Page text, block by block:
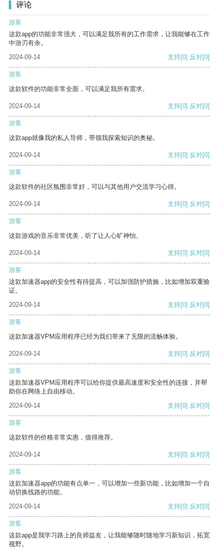
评论
游客
这款app的功能非常强大，可以满足我所有的工作需求，让我能够在工作
中游刃有余。
2024-09-14
支持[0] 反对[0]
游客
这款软件的功能非常全面，可以满足我所有需求。
2024-09-14 支持[0] 反对[0]
游客
这款app就像我的私人导师，带领我探索知识的奥秘。
2024-09-14 支持[0] 反对[0]
游客
这款软件的社区氛围非常好，可以与其他用户交流学习心得。
2024-09-14 支持[0] 反对[0]
游客
这款游戏的音乐非常优美，听了让人心旷神怡。
2024-09-14 支持[0] 反对[0]
游客
这款加速器app的安全性有待提高，可以加强防护措施，比如增加双重验
证。
2024-09-14
支持[0] 反对[0]
游客
这款加速器VPM应用程序已经为我们带来了无限的流畅体验。
2024-09-14 支持[0] 反对[0]
游客
这款加速器VPM应用程序可以给你提供最高速度和安全性的连接，并帮
助你在网络上自由移动。
2024-09-14
支持[0] 反对[0]
游客
这款软件的价格非常实惠，值得推荐。
2024-09-14 支持[0] 反对[0]
游客
这款加速器app的功能有点单一，可以增加一些新功能，比如增加一个自
动切换线路的功能。
2024-09-14
支持[0] 反对[0]
游客
这款app是我学习路上的良师益友，让我能够随时随地学习新知识，拓宽
视野。